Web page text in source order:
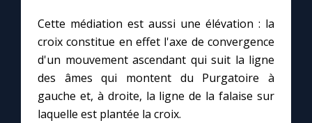
Cette médiation est aussi une élévation : la
croix constitue en effet l'axe de convergence
d'un mouvement ascendant qui suit la ligne
des âmes qui montent du Purgatoire à
gauche et, à droite, la ligne de la falaise sur
laquelle est plantée la croix.